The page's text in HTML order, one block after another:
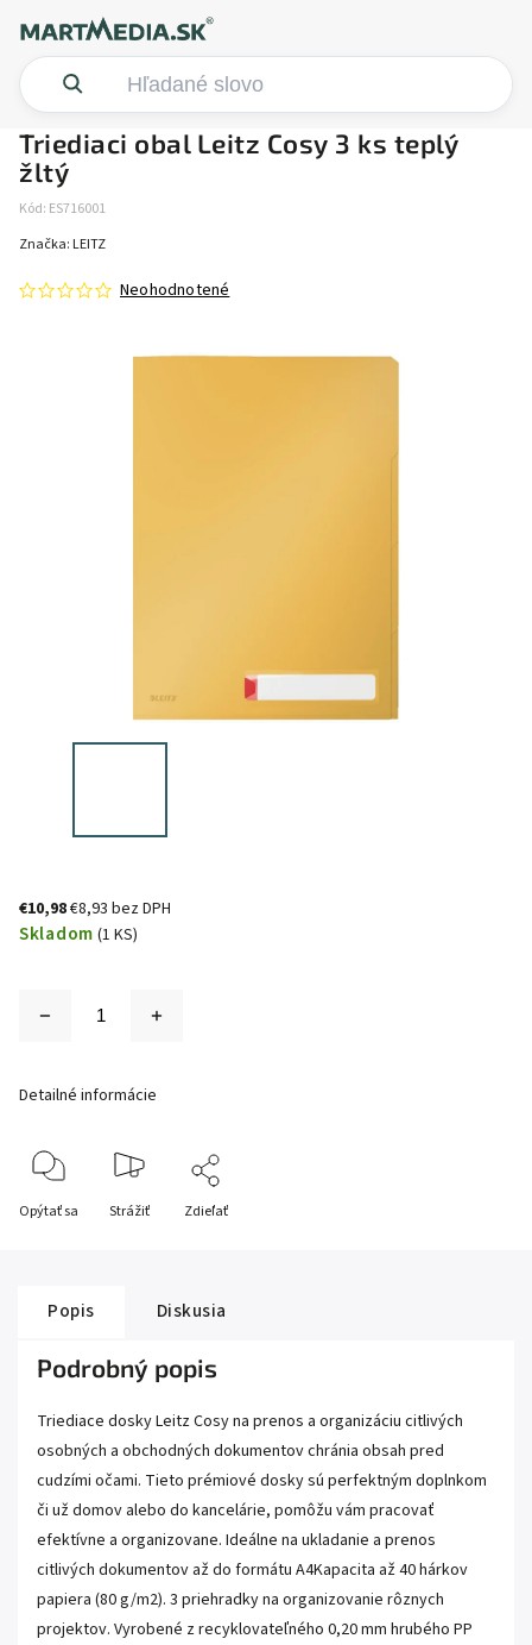
Triediaci obal Leitz Cosy 3 ks teplý
žltý
Kód: ES716001
Neohodnotené
Značka: LEITZ
€10,98€8,93 bez DPH
Skladom (1 KS)
Detailné informácie
Opýtať sa Strážiť Zdieľať
Popis Diskusia
Podrobný popis
Triediace dosky Leitz Cosy na prenos a organizáciu citlivých
osobných a obchodných dokumentov chránia obsah pred
cudzími očami. Tieto prémiové dosky sú perfektným doplnkom
či už domov alebo do kancelárie, pomôžu vám pracovať
efektívne a organizovane. Ideálne na ukladanie a prenos
citlivých dokumentov až do formátu A4Kapacita až 40 hárkov
papiera (80 g/m2). 3 priehradky na organizovanie rôznych
projektov. Vyrobené z recyklovateľného 0,20 mm hrubého PP